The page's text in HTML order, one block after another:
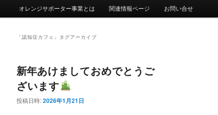
イ
ン
ブ
テ
オレンジサポーター事業とは 関連情報ページ お問い合せ
「認知症カフェ 」タグアーカイブ
新年あけましておめでとうご
ざいます
投稿日時:2026年1月21日